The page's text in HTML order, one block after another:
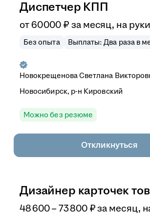
Диспетчер КПП
от60 000 ₽ за месяц, на руки
Без опыта Выплаты: Два раза в
Новокрещенова Светлана
Новосибирск, р-н Кировский
Можно без резюме
Откликнуться
Дизайнер карточек
48 600–73 800 ₽ за месяц,